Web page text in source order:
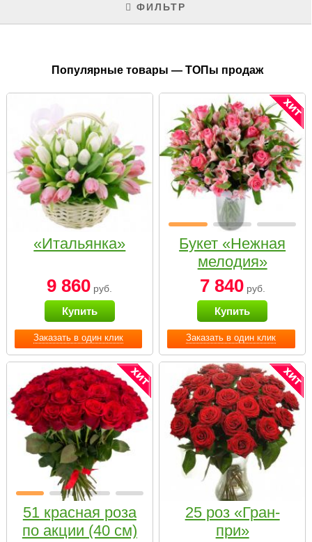
ФИЛЬТР
Популярные товары — ТОПы продаж
Заказать в один клик
«Итальянка»
9 860 руб.
Купить
Заказать в один клик
Букет «Нежная
мелодия»
7 840руб.
Купить
51 красная роза
по акции (40 см)
25 роз «Гран-
при»